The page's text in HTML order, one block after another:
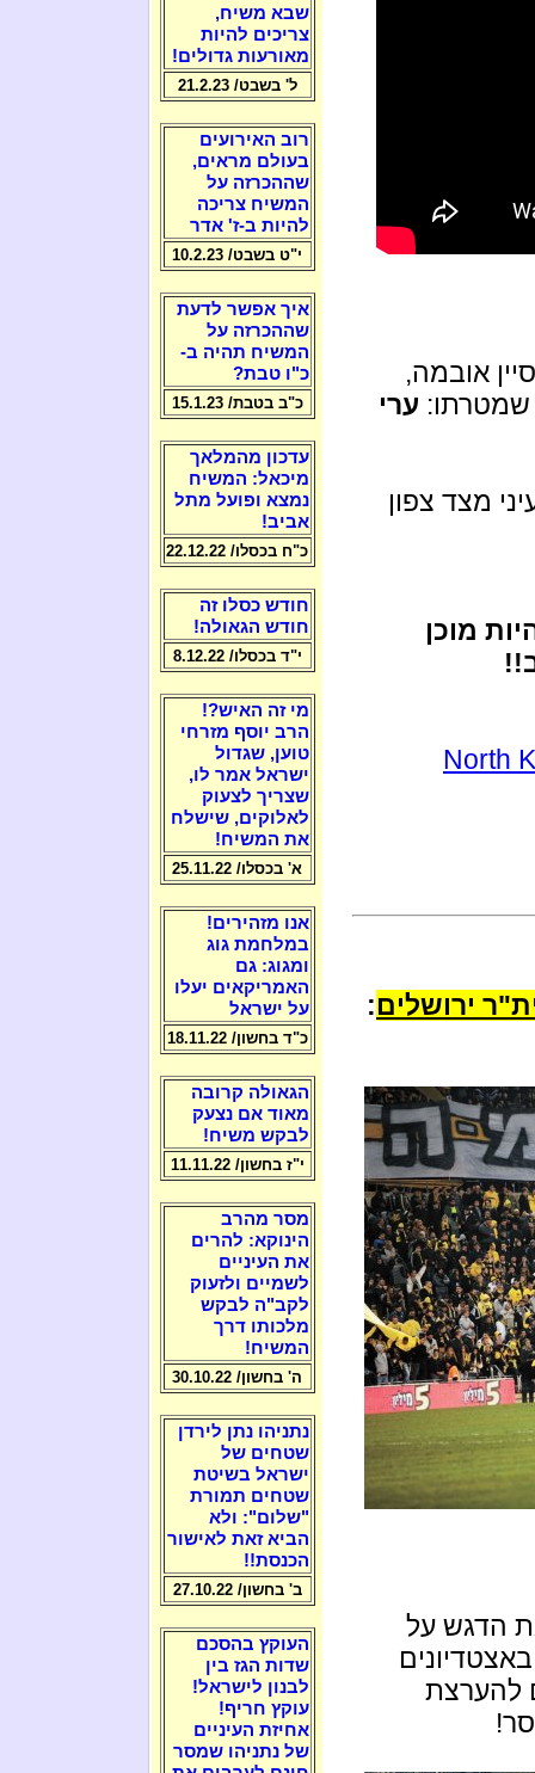
אובמה,
שמטרתו: ערי
מצד צפון
מוכן
North
ירושלים:
הדגש על
להערצת
שבא משיח,
צריכים להיות
מאורעות גדולים!
ל' בשבט/ 21.2.23
רוב האירועים
בעולם מראים,
שההכרזה על
המשיח צריכה
להיות ב-ז' אדר
י"ט בשבט/ 10.2.23
איך אפשר לדעת
שההכרזה על
המשיח תהיה ב-
כ"ו טבת?
כ"ב בטבת/ 15.1.23
עדכון מהמלאך
מיכאל: המשיח
נמצא ופועל מתל
אביב!
כ"ח בכסלו/ 22.12.22
חודש כסלו זה
חודש הגאולה!
י"ד בכסלו/ 8.12.22
מי זה האיש?!
הרב יוסף מזרחי
טוען, שגדול
ישראל אמר לו,
שצריך לצעוק
לאלוקים, שישלח
את המשיח!
א' בכסלו/ 25.11.22
אנו מזהירים!
במלחמת גוג
ומגוג: גם
האמריקאים יעלו
על ישראל
כ"ד בחשון/ 18.11.22
הגאולה קרובה
מאוד אם נצעק
לבקש משיח!
י"ז בחשון/ 11.11.22
מסר מהרב
הינוקא: להרים
את העיניים
לשמיים ולזעוק
לקב"ה לבקש
מלכותו דרך
המשיח!
ה' בחשון/ 30.10.22
נתניהו נתן לירדן
שטחים של
ישראל בשיטת
שטחים תמורת
"שלום": ולא
הביא זאת לאישור
הכנסת!!
ב' בחשון/ 27.10.22
העוקץ בהסכם
שדות הגז בין
לבנון לישראל!
עוקץ חריף!
אחיזת העיניים
של נתניהו שמסר